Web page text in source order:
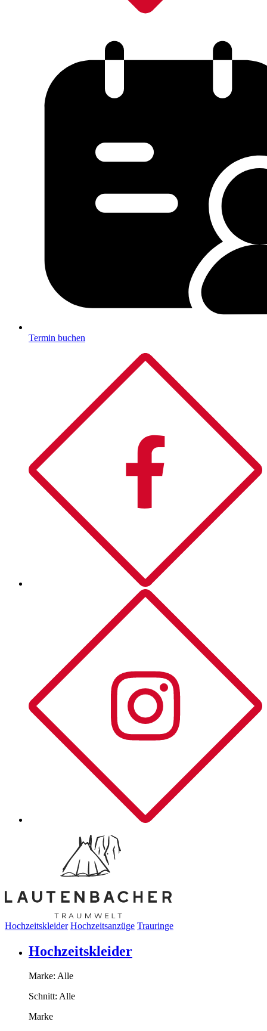
Termin buchen
Hochzeitskleider Hochzeitsanzüge Trauringe
Hochzeitskleider
Marke: Alle
Schnitt: Alle
Marke